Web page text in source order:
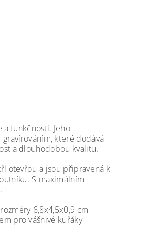
funkčnosti. Jeho
které dodává
a dlouhodobou kvalitu.
otevřou a jsou připravená k
S maximálním
6,8x4,5x0,9 cm
pro vášnivé kuřáky